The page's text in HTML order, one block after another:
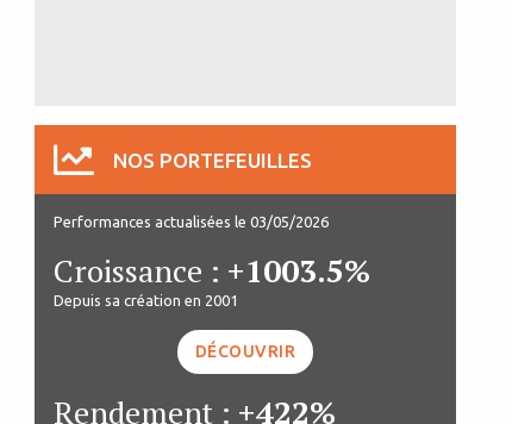
NOS PORTEFEUILLES
Performances actualisées le 03/05/2026
Croissance : +1003.5%
Depuis sa création en 2001
DÉCOUVRIR
Rendement : +422%